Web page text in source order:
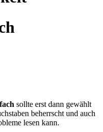
sollte erst dann gewählt
beherrscht und auch
lesen kann.